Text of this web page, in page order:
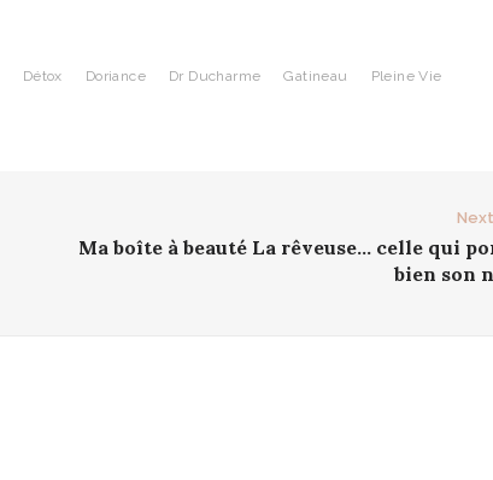
Détox Doriance Dr Ducharme Gatineau
Pleine Vie
Ma boîte à beauté La rêveuse… celle qui
bien son